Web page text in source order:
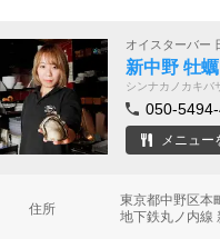
オイスターバー
新中野 牡
シンナカノカキバ
050-
メニュー
住所
東京都中野区
地下鉄丸ノ内線